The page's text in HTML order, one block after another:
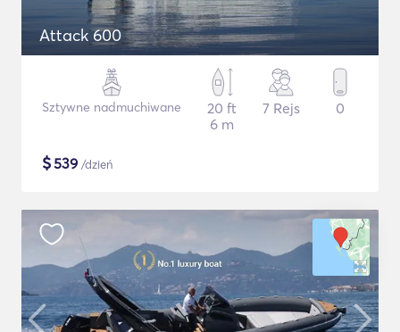
Attack 600
Sztywne nadmuchiwane
20 ft
6 m
7 Rejs 0
$539 /dzień